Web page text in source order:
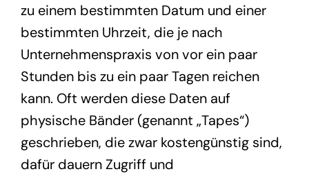
zu einem bestimmten Datum und einer
bestimmten Uhrzeit, die je nach
Unternehmenspraxis von vor ein paar
Stunden bis zu ein paar Tagen reichen
kann. Oft werden diese Daten auf
physische Bänder (genannt „Tapes“)
geschrieben, die zwar kostengünstig sind,
dafür dauern Zugriff und